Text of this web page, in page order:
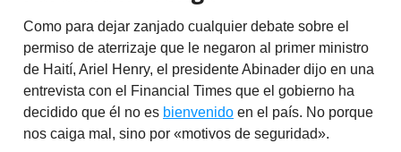
Como para dejar zanjado cualquier debate sobre el
permiso de aterrizaje que le negaron al primer ministro
de Haití, Ariel Henry, el presidente Abinader dijo en una
entrevista con el Financial Times que el gobierno ha
decidido que él no es bienvenido en el país. No porque
nos caiga mal, sino por «motivos de seguridad».